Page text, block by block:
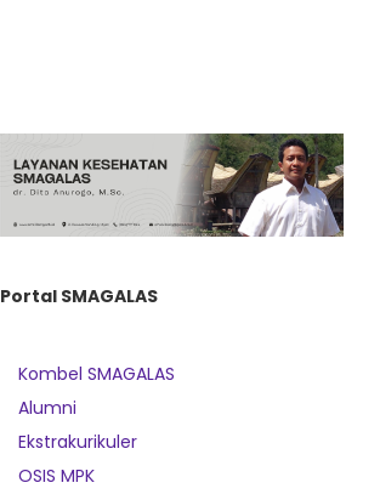
Portal SMAGALAS
Kombel SMAGALAS
Alumni
Ekstrakurikuler
OSIS MPK